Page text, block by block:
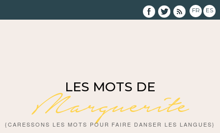
FR ES
LES MOTS DE
Marguerite
{CARESSONS LES MOTS POUR FAIRE DANSER LES LANGUES}